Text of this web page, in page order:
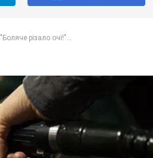
"Боляче різало очі!"...